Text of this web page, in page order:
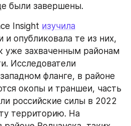
были завершены.
Insight изучила
и опубликовала те из них,
уже захваченным районам
фланге, в районе
окопы и траншеи, часть
российские силы в 2022
территорию. На